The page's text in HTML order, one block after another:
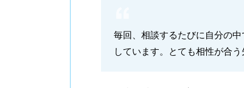
毎回、相談するたびに自分の
しています。とても相性が合う